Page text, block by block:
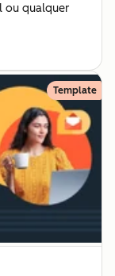
ou qualquer
Template